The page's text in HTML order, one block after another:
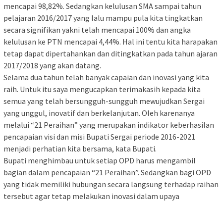
mencapai 98,82%. Sedangkan kelulusan SMA sampai tahun
pelajaran 2016/2017 yang lalu mampu pula kita tingkatkan
secara signifikan yakni telah mencapai 100% dan angka
kelulusan ke PTN mencapai 4,44%. Hal ini tentu kita harapakan
tetap dapat dipertahankan dan ditingkatkan pada tahun ajaran
2017/2018 yang akan datang.
Selama dua tahun telah banyak capaian dan inovasi yang kita
raih. Untuk itu saya mengucapkan terimakasih kepada kita
semua yang telah bersungguh-sungguh mewujudkan Sergai
yang unggul, inovatif dan berkelanjutan. Oleh karenanya
melalui “21 Peraihan” yang merupakan indikator keberhasilan
pencapaian visi dan misi Bupati Sergai periode 2016-2021
menjadi perhatian kita bersama, kata Bupati.
Bupati menghimbau untuk setiap OPD harus mengambil
bagian dalam pencapaian “21 Peraihan”. Sedangkan bagi OPD
yang tidak memiliki hubungan secara langsung terhadap raihan
tersebut agar tetap melakukan inovasi dalam upaya